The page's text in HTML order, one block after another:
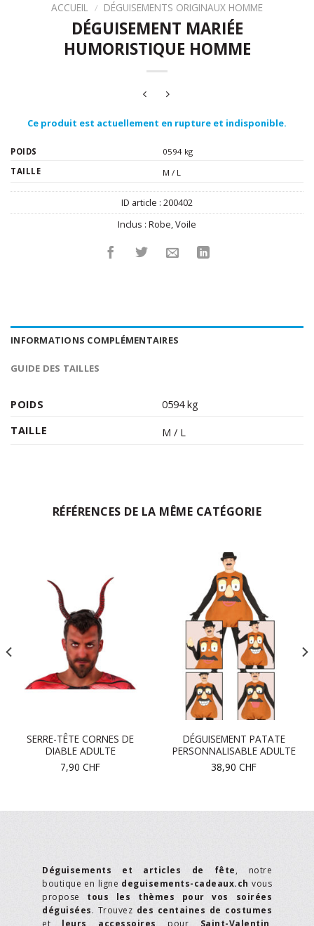
ACCUEIL / DÉGUISEMENTS ORIGINAUX HOMME
DÉGUISEMENT MARIÉE
HUMORISTIQUE HOMME
Ce produit est actuellement en rupture et indisponible.
POIDS
0594 kg
TAILLE
M / L
ID article : 200402
Inclus : Robe,Voile
INFORMATIONS COMPLÉMENTAIRES
GUIDE DES TAILLES
POIDS
0594 kg
TAILLE
M / L
RÉFÉRENCES DE LA MÊME CATÉGORIE
SERRE-TÊTE CORNES DE
DIABLE ADULTE
7,90 CHF
DÉGUISEMENT PATATE
PERSONNALISABLE ADULTE
38,90 CHF
Déguisements et articles de fête, notre
boutique en ligne deguisements-cadeaux.ch vous
propose tous les thèmes pour vos soirées
déguisées. Trouvez des centaines de costumes
et leurs accessoires pour Saint-Valentin